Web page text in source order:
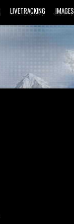
LIVETRACKING IMAGES